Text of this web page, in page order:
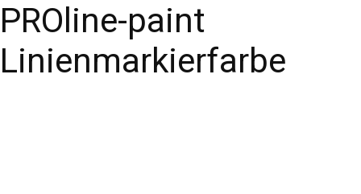
PROline-paint
Linienmarkierfarbe